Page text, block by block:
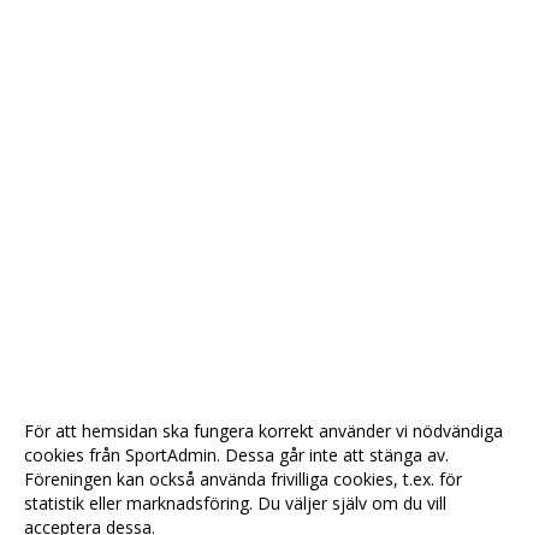
För att hemsidan ska fungera korrekt använder vi nödvändiga
cookies från SportAdmin. Dessa går inte att stänga av.
Föreningen kan också använda frivilliga cookies, t.ex. för
statistik eller marknadsföring. Du väljer själv om du vill
acceptera dessa.